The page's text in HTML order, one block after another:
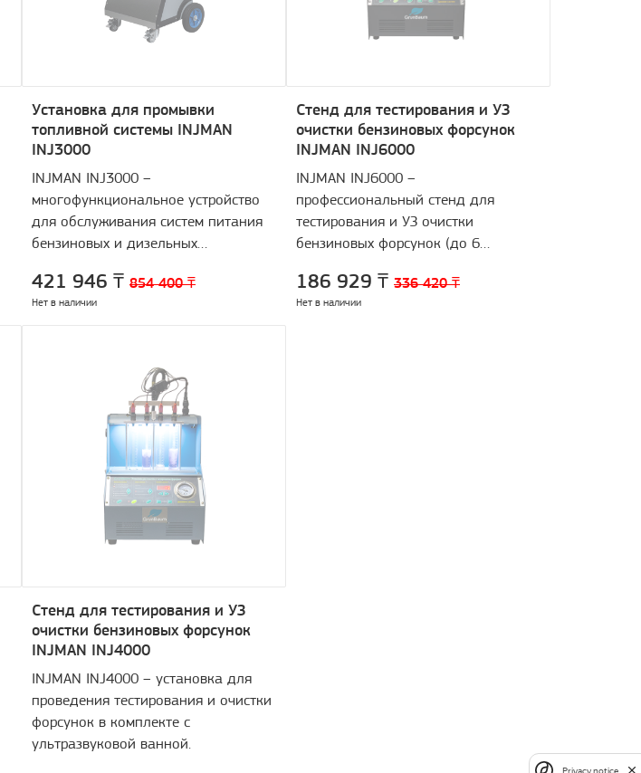
Установка для промывки
топливной системы INJMAN
INJ3000
INJMAN INJ3000 –
многофункциональное устройство
для обслуживания систем питания
бензиновых и дизельных
421 946 ₸ 854 400 ₸
Нет в наличии
Стенд для тестирования и УЗ
очистки бензиновых форсунок
INJMAN INJ6000
INJMAN INJ6000 –
профессиональный стенд для
тестирования и УЗ очистки
бензиновых форсунок (до 6
186 929 ₸ 336 420 ₸
Нет в наличии
Стенд для тестирования и УЗ
очистки бензиновых форсунок
INJMAN INJ4000
INJMAN INJ4000 – установка для
проведения тестирования и очистки
форсунок в комплекте с
ультразвуковой ванной.
Privacy notice